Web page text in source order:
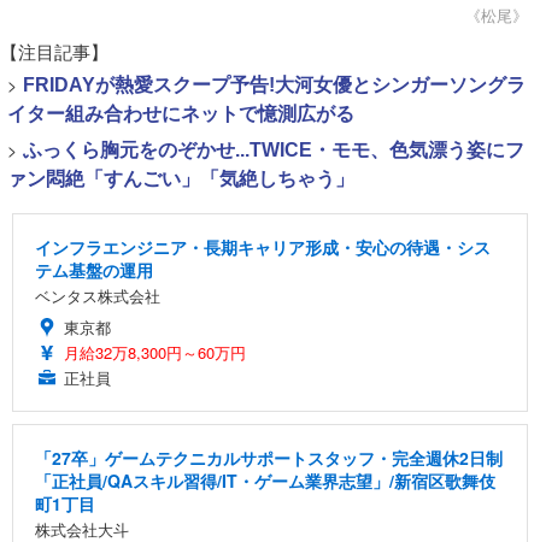
《松尾》
【注目記事】
> FRIDAYが熱愛スクープ予告!大河女優とシンガーソングラ
イター組み合わせにネットで憶測広がる
> ふっくら胸元をのぞかせ...TWICE・モモ、色気漂う姿にフ
ァン悶絶「すんごい」「気絶しちゃう」
インフラエンジニア・長期キャリア形成・安心の待遇・シス
テム基盤の運用
ベンタス株式会社
東京都
月給32万8,300円～60万円
正社員
「27卒」ゲームテクニカルサポートスタッフ・完全週休2日制
「正社員/QAスキル習得/IT・ゲーム業界志望」/新宿区歌舞伎
町1丁目
株式会社大斗